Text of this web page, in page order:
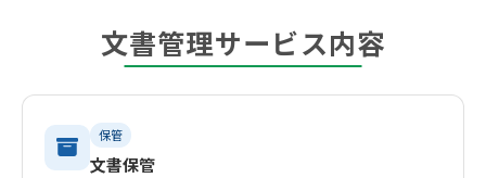
文書管理サービス内容
保管
文書保管